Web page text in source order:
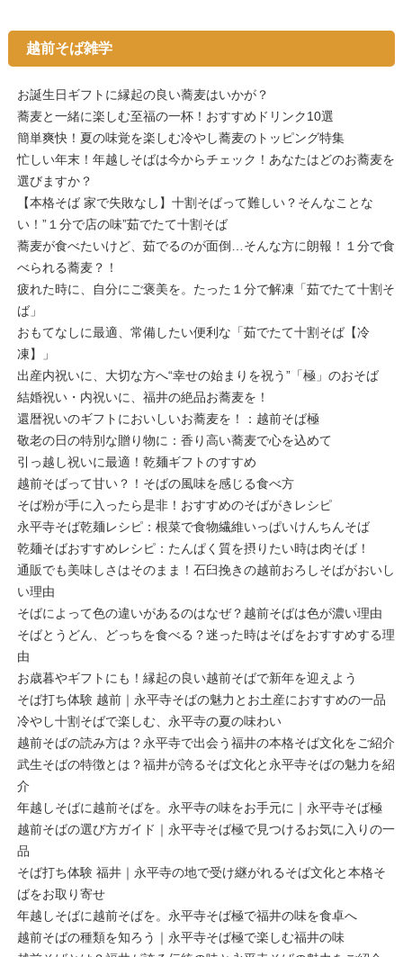
越前そば雑学
お誕生日ギフトに縁起の良い蕎麦はいかが？
蕎麦と一緒に楽しむ至福の一杯！おすすめドリンク10選
簡単爽快！夏の味覚を楽しむ冷やし蕎麦のトッピング特集
忙しい年末！年越しそばは今からチェック！あなたはどのお蕎麦を
選びますか？
【本格そば 家で失敗なし】十割そばって難しい？そんなことな
い！”１分で店の味”茹でたて十割そば
蕎麦が食べたいけど、茹でるのが面倒…そんな方に朗報！１分で食
べられる蕎麦？！
疲れた時に、自分にご褒美を。たった１分で解凍「茹でたて十割そ
ば」
おもてなしに最適、常備したい便利な「茹でたて十割そば【冷
凍】」
出産内祝いに、大切な方へ“幸せの始まりを祝う”「極」のおそば
結婚祝い・内祝いに、福井の絶品お蕎麦を！
還暦祝いのギフトにおいしいお蕎麦を！：越前そば極
敬老の日の特別な贈り物に：香り高い蕎麦で心を込めて
引っ越し祝いに最適！乾麺ギフトのすすめ
越前そばって甘い？！そばの風味を感じる食べ方
そば粉が手に入ったら是非！おすすめのそばがきレシピ
永平寺そば乾麺レシピ：根菜で食物繊維いっぱいけんちんそば
乾麺そばおすすめレシピ：たんぱく質を摂りたい時は肉そば！
通販でも美味しさはそのまま！石臼挽きの越前おろしそばがおいし
い理由
そばによって色の違いがあるのはなぜ？越前そばは色が濃い理由
そばとうどん、どっちを食べる？迷った時はそばをおすすめする理
由
お歳暮やギフトにも！縁起の良い越前そばで新年を迎えよう
そば打ち体験 越前｜永平寺そばの魅力とお土産におすすめの一品
冷やし十割そばで楽しむ、永平寺の夏の味わい
越前そばの読み方は？永平寺で出会う福井の本格そば文化をご紹介
武生そばの特徴とは？福井が誇るそば文化と永平寺そばの魅力を紹
介
年越しそばに越前そばを。永平寺の味をお手元に｜永平寺そば極
越前そばの選び方ガイド｜永平寺そば極で見つけるお気に入りの一
品
そば打ち体験 福井｜永平寺の地で受け継がれるそば文化と本格そ
ばをお取り寄せ
年越しそばに越前そばを。永平寺そば極で福井の味を食卓へ
越前そばの種類を知ろう｜永平寺そば極で楽しむ福井の味